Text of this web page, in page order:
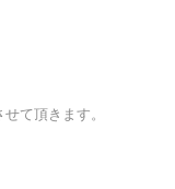
て頂きます。